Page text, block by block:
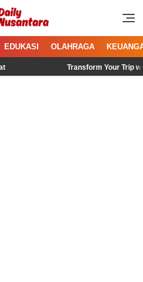
Menginspirasi
EDUKASI OLAHRAGA
Transform Your Trip with